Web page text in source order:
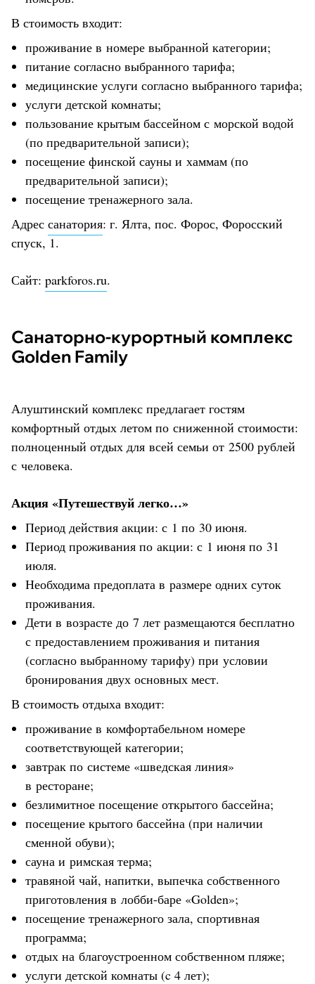
В стоимость входит:
проживание в номере выбранной категории;
питание согласно выбранного тарифа;
медицинские услуги согласно выбранного тарифа;
услуги детской комнаты;
пользование крытым бассейном с морской водой
(по предварительной записи);
посещение финской сауны и хаммам (по
предварительной записи);
посещение тренажерного зала.
Адрес санатория: г. Ялта, пос. Форос, Форосский
спуск, 1.
Сайт: parkforos.ru.
Санаторно-курортный комплекс
Golden Family
Алуштинский комплекс предлагает гостям
комфортный отдых летом по сниженной стоимости:
полноценный отдых для всей семьи от 2500 рублей
с человека.
Акция «Путешествуй легко…»
Период действия акции: с 1 по 30 июня.
Период проживания по акции: с 1 июня по 31
июля.
Необходима предоплата в размере одних суток
проживания.
Дети в возрасте до 7 лет размещаются бесплатно
с предоставлением проживания и питания
(согласно выбранному тарифу) при условии
бронирования двух основных мест.
В стоимость отдыха входит:
проживание в комфортабельном номере
соответствующей категории;
завтрак по системе «шведская линия»
в ресторане;
безлимитное посещение открытого бассейна;
посещение крытого бассейна (при наличии
сменной обуви);
сауна и римская терма;
травяной чай, напитки, выпечка собственного
приготовления в лобби-баре «Golden»;
посещение тренажерного зала, спортивная
программа;
отдых на благоустроенном собственном пляже;
услуги детской комнаты (c 4 лет);